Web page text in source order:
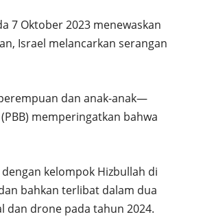
7 Oktober 2023 menewaskan
Israel melancarkan serangan
dan anak-anak—
memperingatkan bahwa
kelompok Hizbullah di
bahkan terlibat dalam dua
dan drone pada tahun 2024.